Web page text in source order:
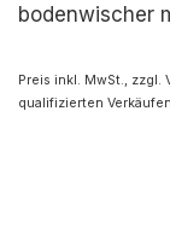
bodenwischer
Preis inkl. MwSt., zzgl.
qualifizierten